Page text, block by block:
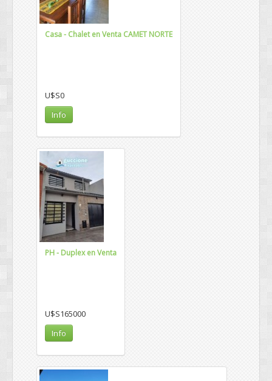
Casa - Chalet en Venta CAMET NORTE
U$S0
Info
PH - Duplex en Venta
U$S165000
Info